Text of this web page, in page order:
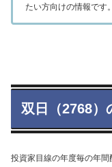
たい方向けの情報です。
双日（2768）
投資家目線の年度毎の年間